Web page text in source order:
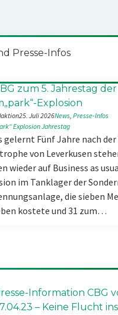
Presse-Infos
zum 5. Jahrestag der
Explosion
25. Juli 2026News, Presse-Infos
ExplosionJahrestag
gelernt Fünf Jahre nach der
von Leverkusen
wieder auf Business as
im Tanklager der
die sieben
kostete und 31 zum…
Information CBG
– Keine Flucht ins